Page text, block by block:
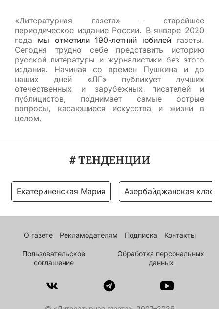
«Литературная газета» – старейшее
периодическое издание России. В январе 2020
года мы отметили 190-летний юбилей газеты.
Сегодня трудно себе представить историю
русской литературы и журналистики без этого
издания. Начиная со времен Пушкина и до
наших дней «ЛГ» публикует лучших
отечественных и зарубежных писателей и
публицистов, поднимает самые острые
вопросы, касающиеся искусства и жизни в
целом.
# ТЕНДЕНЦИИ
Екатериненская Мария Азербайджанская
О газете Рекламодателям Подписка Контакты
Пользовательское
соглашение
Обработка персональных
данных